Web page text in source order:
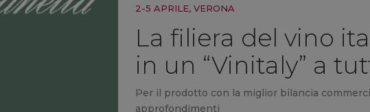
2-5 APRILE, VERONA
La filiera del vino
in un “Vinitaly” a
Per il prodotto con la miglior bilancia
approfondimenti